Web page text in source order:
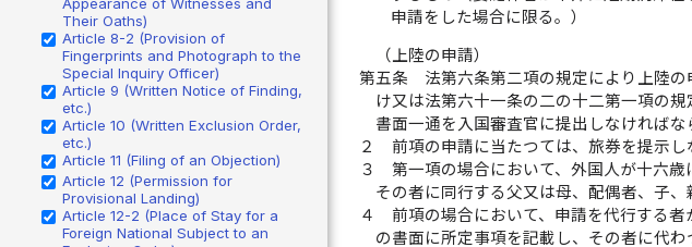
Their Oaths)
Article 8-2 (Provision of
Fingerprints and Photograph to the
Special Inquiry Officer)
Article 9 (Written Notice of Finding,
etc.)
Article 10 (Written Exclusion Order,
etc.)
Article 11 (Filing of an Objection)
Article 12 (Permission for
Provisional Landing)
Article 12-2 (Place of Stay for a
Foreign National Subject to an
申請をした場合に限る。）
（上陸の申請）
第五条
法第六条第二項の規定により上陸
け又は法第六十一条の二の十二第一項の
書面一通を入国審査官に提出しなければな
２
前項の申請に当たつては、旅券を提示し
３
第一項の場合において、外国人が十六
その者に同行する父又は母、配偶者、子
４
前項の場合において、申請を代行する
の書面に所定事項を記載し、その者に代わ